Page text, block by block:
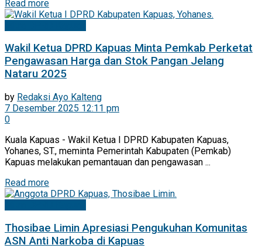
Read more
Wakil Ketua DPRD Kapuas Minta Pemkab Perketat
Pengawasan Harga dan Stok Pangan Jelang
Nataru 2025
by Redaksi Ayo Kalteng
7 Desember 2025 12:11 pm
0
Kuala Kapuas - Wakil Ketua I DPRD Kabupaten Kapuas,
Yohanes, ST., meminta Pemerintah Kabupaten (Pemkab)
Kapuas melakukan pemantauan dan pengawasan ...
Read more
Thosibae Limin Apresiasi Pengukuhan Komunitas
ASN Anti Narkoba di Kapuas